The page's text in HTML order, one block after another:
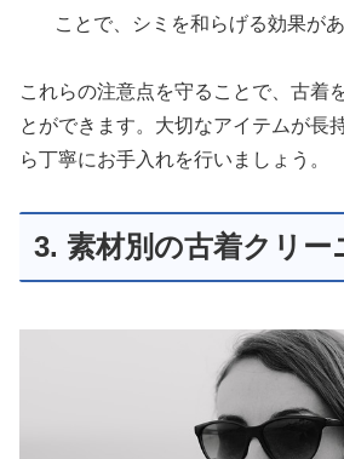
ことで、シミを和らげる効果があ
これらの注意点を守ることで、古着
とができます。大切なアイテムが長
ら丁寧にお手入れを行いましょう。
3. 素材別の古着クリー